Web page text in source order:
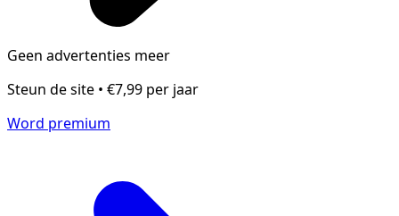
Geen advertenties meer
Steun de site • €7,99 per jaar
Word premium